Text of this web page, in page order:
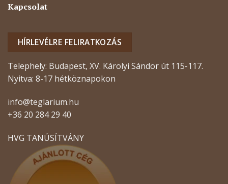
Kapcsolat
HÍRLEVÉLRE FELIRATKOZÁS
Telephely: Budapest, XV. Károlyi Sándor út 115-117.
Nyitva: 8-17 hétköznapokon
info@teglarium.hu
+36 20 284 29 40
HVG TANÚSÍTVÁNY